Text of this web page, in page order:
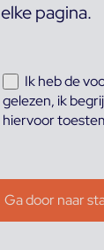
elke pagina.
Ik heb de
gelezen, ik
hiervoor